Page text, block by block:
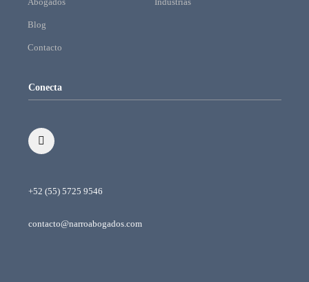
Blog
Contacto
Conecta
+52 (55) 5725 9546
contacto@narroabogados.com